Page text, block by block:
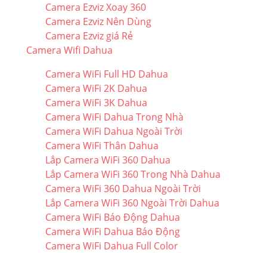
Camera Ezviz Xoay 360
Camera Ezviz Nên Dùng
Camera Ezviz giá Rẻ
Camera Wifi Dahua
Camera WiFi Full HD Dahua
Camera WiFi 2K Dahua
Camera WiFi 3K Dahua
Camera WiFi Dahua Trong Nhà
Camera WiFi Dahua Ngoài Trời
Camera WiFi Thân Dahua
Lắp Camera WiFi 360 Dahua
Lắp Camera WiFi 360 Trong Nhà Dahua
Camera WiFi 360 Dahua Ngoài Trời
Lắp Camera WiFi 360 Ngoài Trời Dahua
Camera WiFi Báo Động Dahua
Camera WiFi Dahua Báo Động
Camera WiFi Dahua Full Color